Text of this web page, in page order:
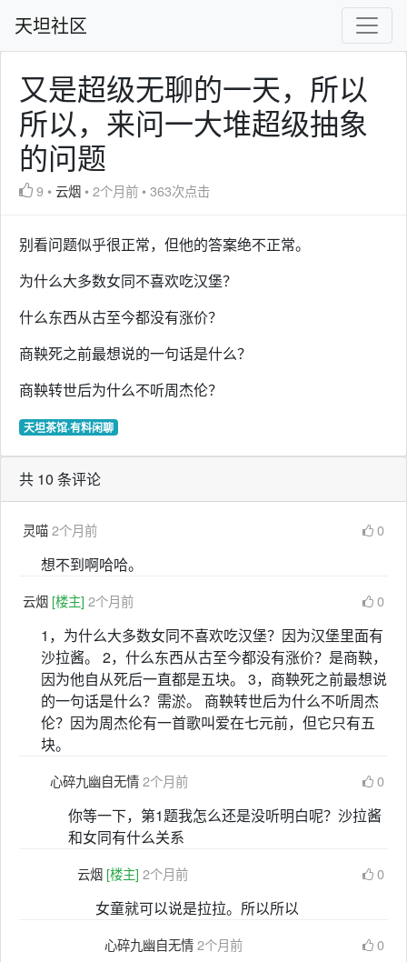
天坦社区
又是超级无聊的一天，所以
所以，来问一大堆超级抽象
的问题
9 •云烟 •2个月前 •363次点击
别看问题似乎很正常，但他的答案绝不正常。
为什么大多数女同不喜欢吃汉堡？
什么东西从古至今都没有涨价？
商鞅死之前最想说的一句话是什么？
商鞅转世后为什么不听周杰伦？
天坦茶馆·有料闲聊
共 10 条评论
灵喵2个月前 0
想不到啊哈哈。
云烟 [楼主] 2个月前 0
1，为什么大多数女同不喜欢吃汉堡？因为汉堡里面有
沙拉酱。 2，什么东西从古至今都没有涨价？是商鞅，
因为他自从死后一直都是五块。 3，商鞅死之前最想说
的一句话是什么？需淤。 商鞅转世后为什么不听周杰
伦？因为周杰伦有一首歌叫爱在七元前，但它只有五
块。
心碎九幽自无情2个月前 0
你等一下，第1题我怎么还是没听明白呢？沙拉酱
和女同有什么关系
云烟 [楼主] 2个月前 0
女童就可以说是拉拉。所以所以
心碎九幽自无情2个月前 0